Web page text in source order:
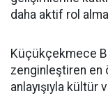
daha aktif rol
Küçükçekmece
zenginleştiren en
anlayışıyla kültür